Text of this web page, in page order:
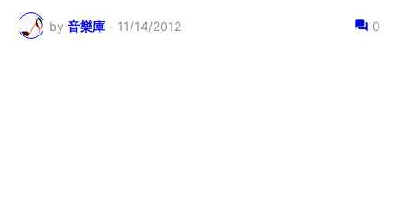
by 音樂庫 - 11/14/2012 0